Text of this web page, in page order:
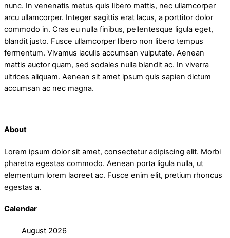
nunc. In venenatis metus quis libero mattis, nec ullamcorper
arcu ullamcorper. Integer sagittis erat lacus, a porttitor dolor
commodo in. Cras eu nulla finibus, pellentesque ligula eget,
blandit justo. Fusce ullamcorper libero non libero tempus
fermentum. Vivamus iaculis accumsan vulputate. Aenean
mattis auctor quam, sed sodales nulla blandit ac. In viverra
ultrices aliquam. Aenean sit amet ipsum quis sapien dictum
accumsan ac nec magna.
About
Lorem ipsum dolor sit amet, consectetur adipiscing elit. Morbi
pharetra egestas commodo. Aenean porta ligula nulla, ut
elementum lorem laoreet ac. Fusce enim elit, pretium rhoncus
egestas a.
Calendar
August 2026